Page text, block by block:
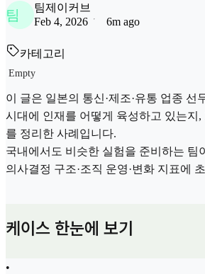
팀
팀제이커브
Feb 4, 2026
6m ago
카테고리
Empty
이 글은 일본의 통신·제조·유통 업종 선
시대에 인재를 어떻게 육성하고 있는지
를 정리한 사례입니다.
국내에서도 비슷한 실험을 준비하는 팀
의사결정 구조·조직 운영·변화 지표에
케이스 한눈에 보기
•